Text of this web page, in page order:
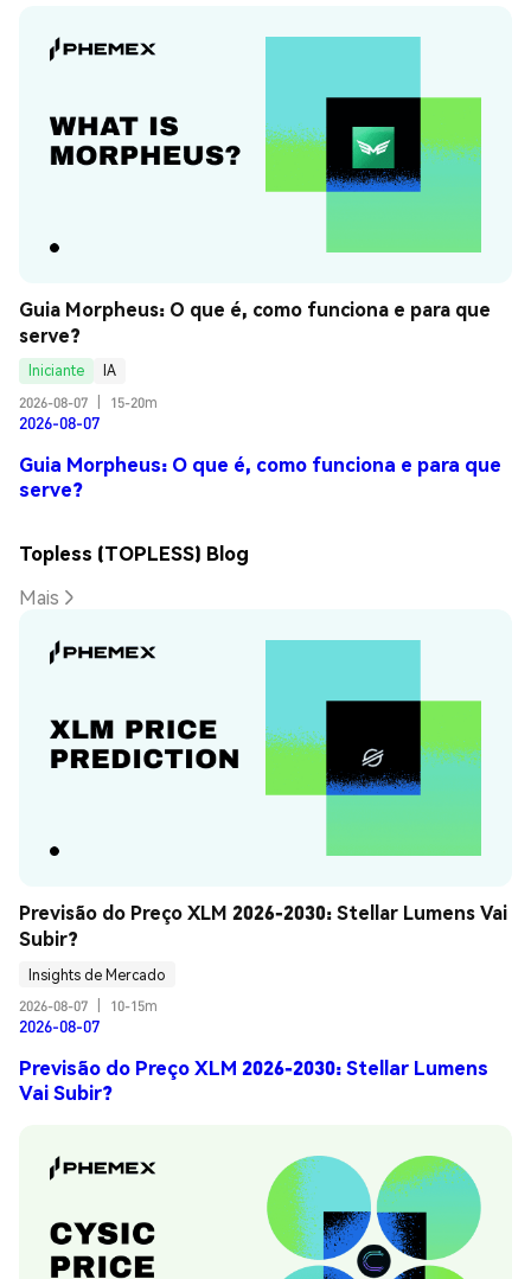
Guia Morpheus: O que é, como funciona e para que
serve?
Iniciante
IA
2026-08-07
15-20m
2026-08-07
Guia Morpheus: O que é, como funciona e para que
serve?
Topless (TOPLESS) Blog
Mais
Previsão do Preço XLM 2026-2030: Stellar Lumens Vai
Subir?
Insights de Mercado
2026-08-07
10-15m
2026-08-07
Previsão do Preço XLM 2026-2030: Stellar Lumens
Vai Subir?